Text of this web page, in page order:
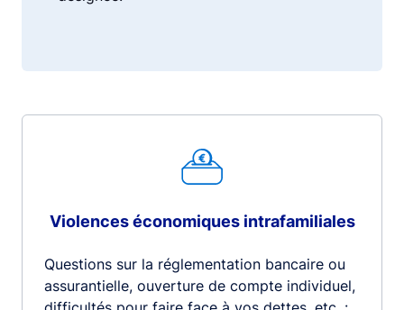
Violences économiques intrafamiliales
Questions sur la réglementation bancaire ou
assurantielle, ouverture de compte individuel,